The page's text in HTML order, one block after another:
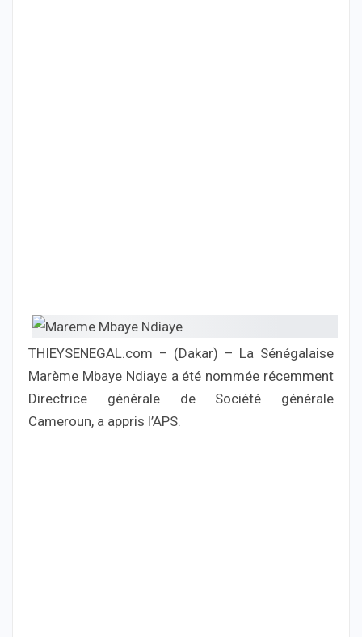
THIEYSENEGAL.com – (Dakar) – La Sénégalaise
Marème Mbaye Ndiaye a été nommée récemment
Directrice générale de Société générale
Cameroun, a appris l’APS.